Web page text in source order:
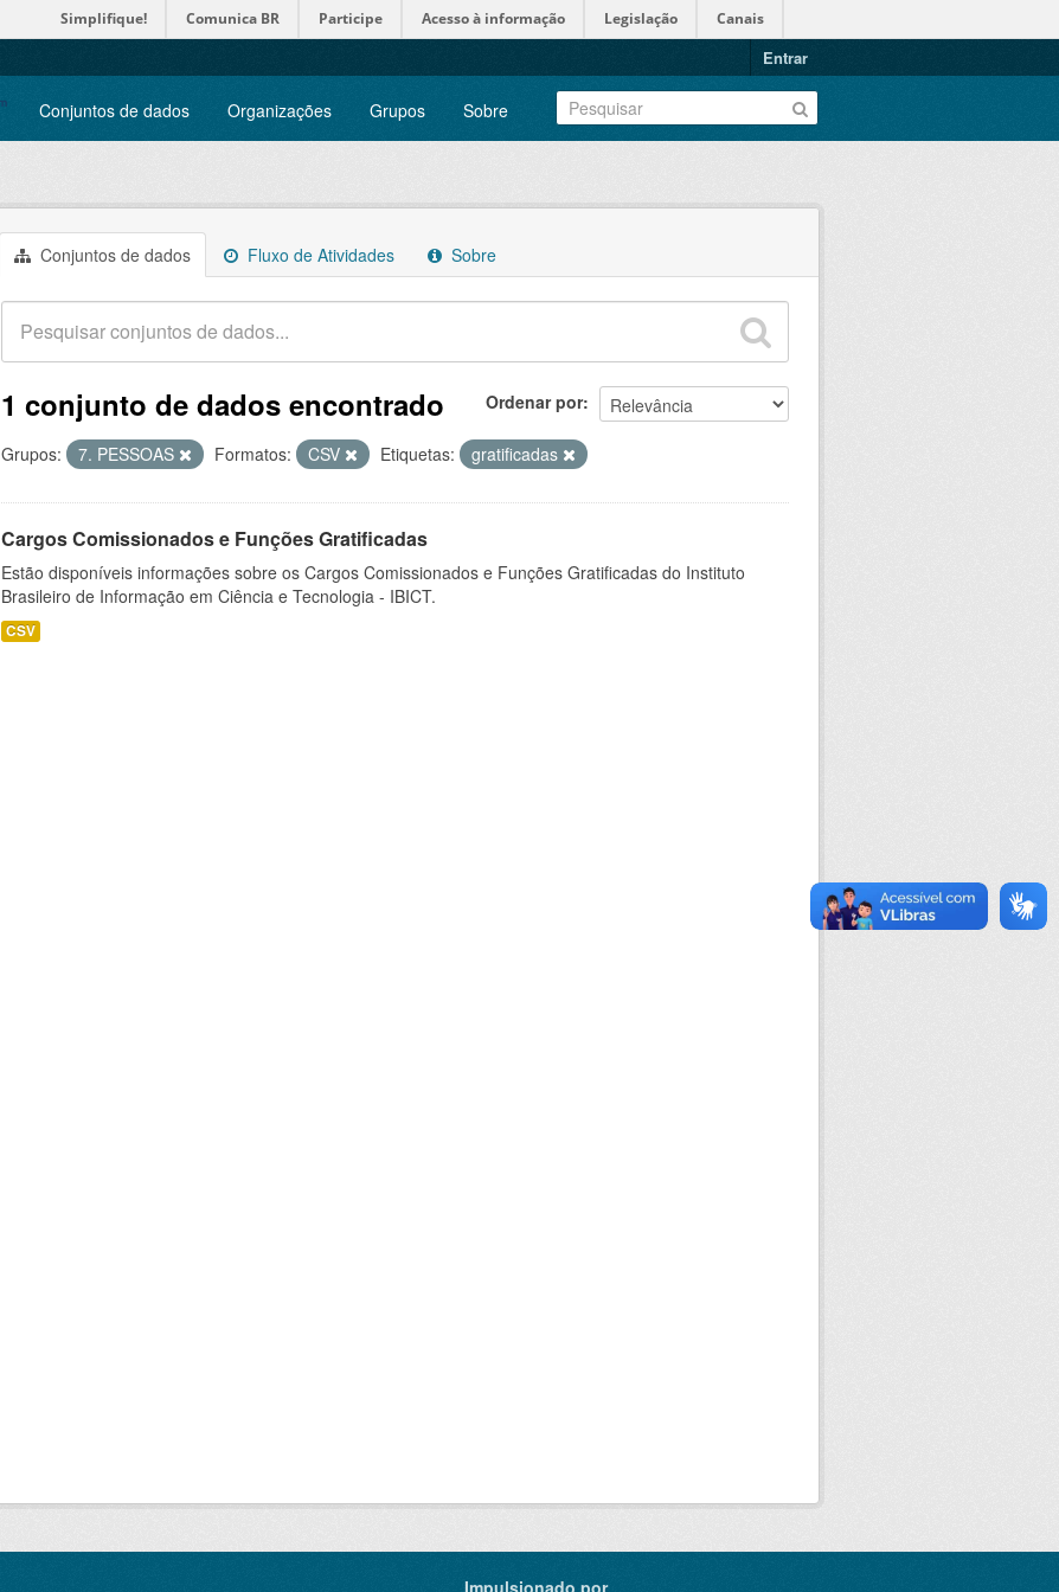
Simplifique! Comunica BR Participe Acesso à informação Legislação Canais
Entrar
Conjuntos de dados Organizações Grupos Sobre
Conjuntos de dados Fluxo de Atividades Sobre
Ordenar por
1 conjunto de dados encontrado
Grupos: 7. PESSOAS Formatos: CSV Etiquetas: gratificadas
Cargos Comissionados e Funções Gratificadas
Estão disponíveis informações sobre os Cargos Comissionados e Funções Gratificadas do Instituto
Brasileiro de Informação em Ciência e Tecnologia - IBICT.
CSV
Impulsionado por